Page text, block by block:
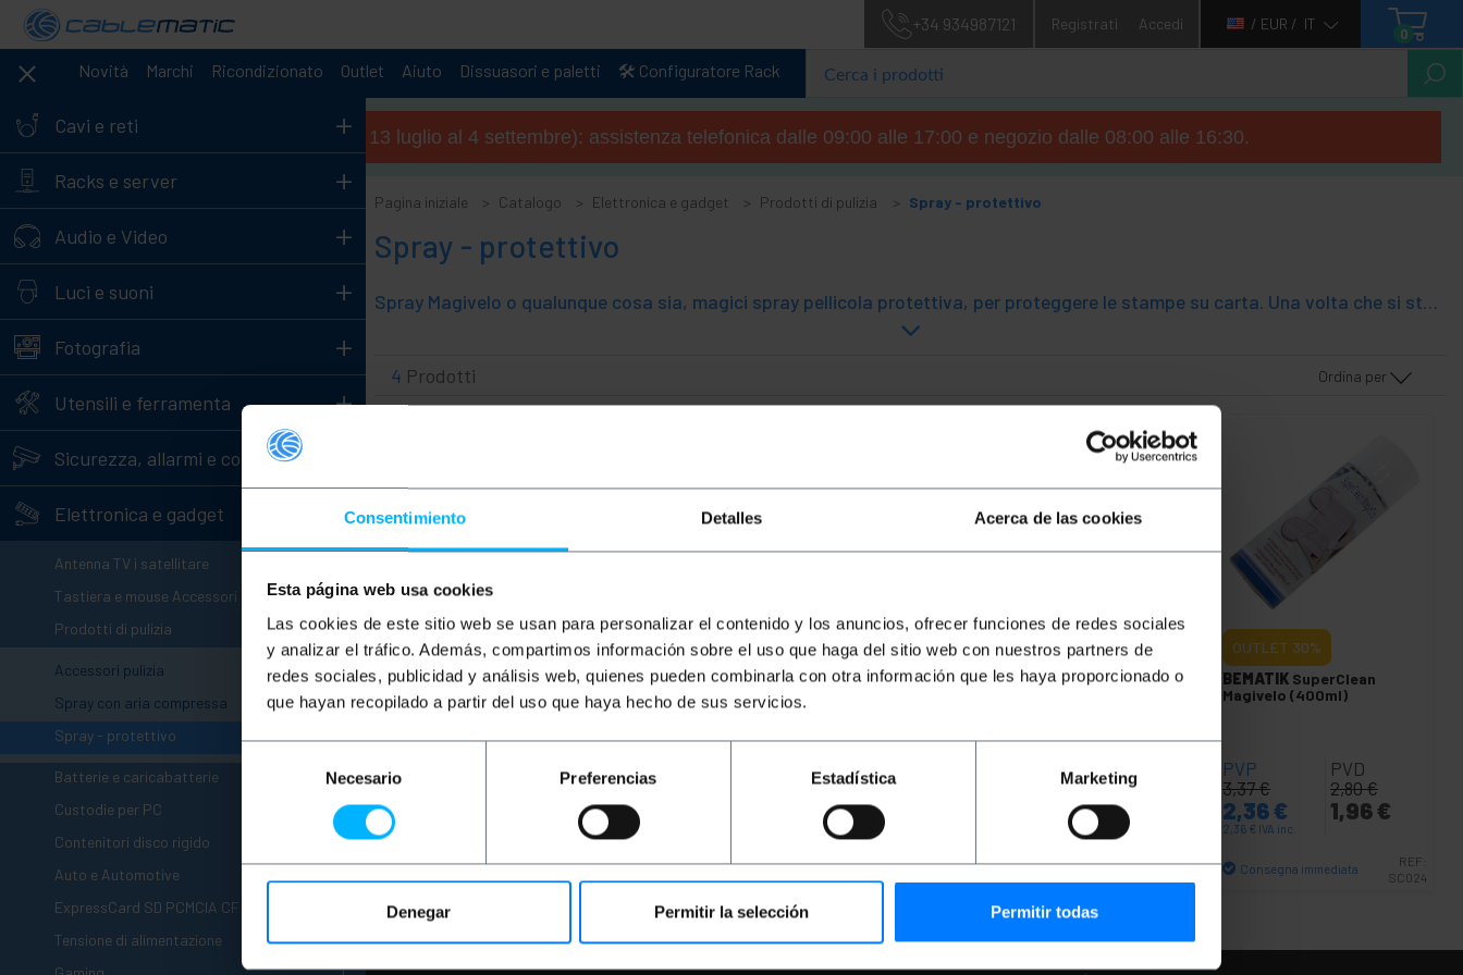
Consentimiento Detalles Acerca de las cookies
Esta página web usa cookies
Las cookies de este sitio web se usan para personalizar el contenido y los anuncios, ofrecer funciones de redes sociales
y analizar el tráfico. Además, compartimos información sobre el uso que haga del sitio web con nuestros partners de
redes sociales, publicidad y análisis web, quienes pueden combinarla con otra información que les haya proporcionado o
que hayan recopilado a partir del uso que haya hecho de sus servicios.
consentimiento
Necesario Preferencias Estadística Marketing
Denegar Permitir la selección Permitir todas
+34 934987121 Registrati Accedi / EUR / IT
0
Novità Marchi Ricondizionato Outlet Aiuto Dissuasori e paletti 🛠️ Configuratore Rack
Cavi e reti +
Racks e server +
Audio e Video +
Luci e suoni +
Fotografia +
Utensili e ferramenta +
Sicurezza, allarmi e controllo
Elettronica e gadget -
Antenna TV i satellitare
Tastiera e mouse Accessori +
Prodotti di pulizia -
Accessori pulizia
Spray con aria compressa
Spray - protettivo
Batterie e caricabatterie +
Custodie per PC
Contenitori disco rigido
+
Auto e Automotive +
ExpressCard SD PCMCIA CF
Tensione di alimentazione +
Orario estivo (dal 13 luglio al 4 settembre): assistenza telefonica dalle 09:00 alle 17:00 e negozio dalle 08:00 alle 16:30.
Pagina iniziale Catalogo Elettronica e gadget Prodotti di pulizia Spray - protettivo
Spray - protettivo
Spray Magivelo o qualunque cosa sia, magici spray pellicola protettiva, per proteggere le stampe su carta. Una volta che si stampa un documento, immagine o simili, è sufficiente applicare lo spray su di esso per creare un film protettivo che si estenderà la vostra vita, renderà più difficile ed avere una migliore presentazione.
4 Prodotti Ordina per
OUTLET 50%
BEMATIK SuperClean
Magivelo (200ml)
2,52
1,26
1,26
Consegna immediata
REF:
SC022
OUTLET 40%
BEMATIKSuperClean
Magivelo (300ml)
PVD
2,47€
1,48€
Consegna immediata
REF:
SC023
Quantità
OUTLET20%
BEMATIK SuperClean
PVD
0,92€
0,74€
Consegna immediataREF: SC021
Quantità
OUTLET 30%
BEMATIK SuperClean
Magivelo (400ml)
PVP
3,37€
2,36 €
2,36 € IVA inc.
PVD
2,80€
1,96 €
Consegna immediata
REF:
SC024